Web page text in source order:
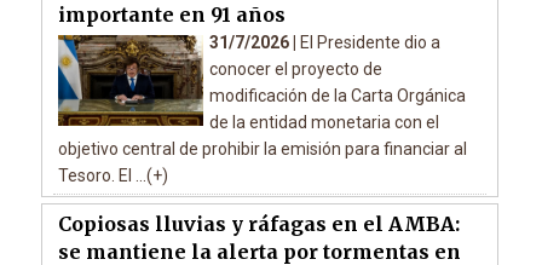
importante en 91 años
31/7/2026 |
El Presidente dio a
conocer el proyecto de
modificación de la Carta Orgánica
de la entidad monetaria con el
objetivo central de prohibir la emisión para financiar al
Tesoro. El ...(+)
Copiosas lluvias y ráfagas en el AMBA:
se mantiene la alerta por tormentas en